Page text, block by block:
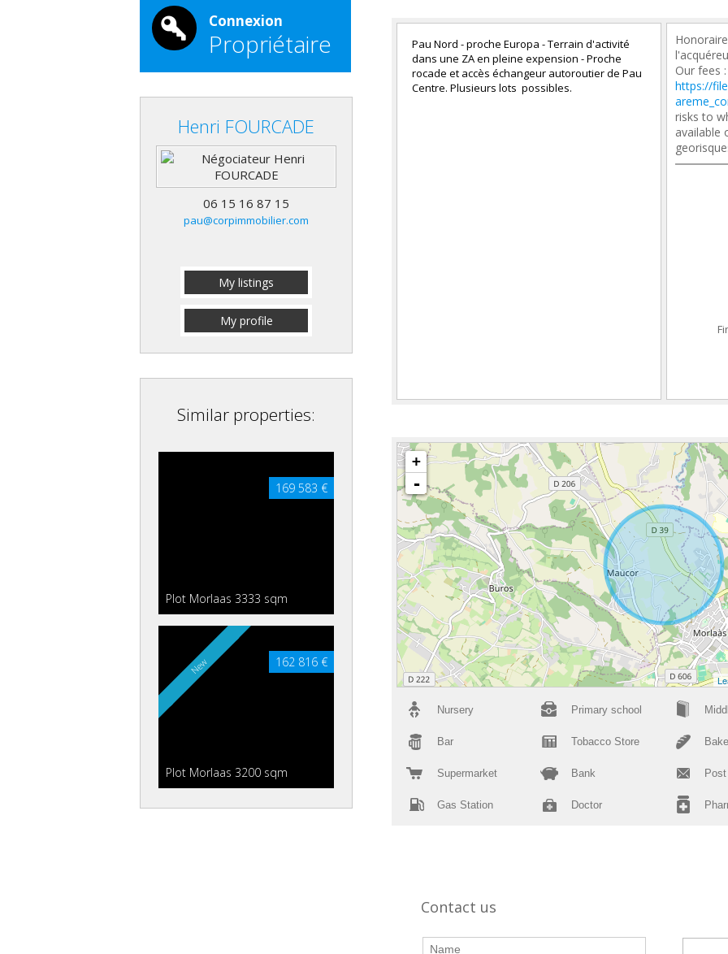
Connexion
Propriétaire
Henri FOURCADE
06 15 16 87 15
pau@corpimmobilier.com
My listings
My profile
Similar properties:
169 583 €
Plot Morlaas 3333 sqm
New 162 816 €
Plot Morlaas 3200 sqm
Pau Nord - proche Europa - Terrain d'activité
dans une ZA en pleine expension - Proche
rocade et accès échangeur autoroutier de Pau
Centre. Plusieurs lots possibles.
Our fees :
https://
risks to
available
+
-
Nursery Primary school
Bar Tobacco Store
Supermarket Bank
Gas Station Doctor
Contact us